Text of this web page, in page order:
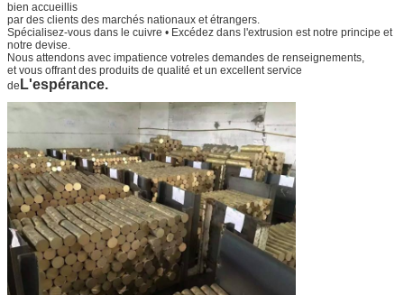
bien accueillis
par des clients des marchés nationaux et étrangers.
Spécialisez-vous dans le cuivre • Excédez dans l'extrusion est notre principe et
notre devise.
Nous attendons avec impatience votreles demandes de renseignements,
et vous offrant des produits de qualité et un excellent service
de L'espérance.